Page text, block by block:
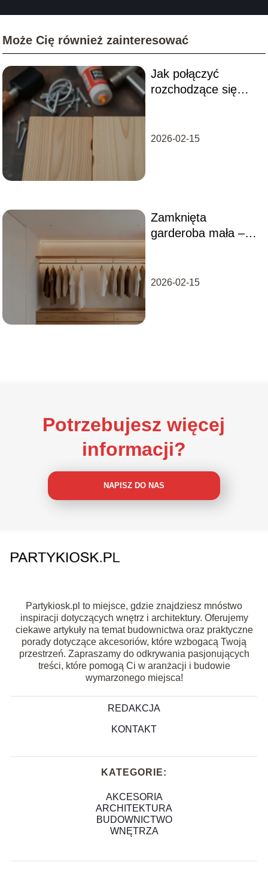
Może Cię również zainteresować
Jak połączyć
rozchodzące się
2026-02-15
Zamknięta
garderoba mała –
2026-02-15
Potrzebujesz więcej
informacji?
NAPISZ DO NAS
Partykiosk.pl to miejsce, gdzie znajdziesz mnóstwo
inspiracji dotyczących wnętrz i architektury. Oferujemy
ciekawe artykuły na temat budownictwa oraz praktyczne
porady dotyczące akcesoriów, które wzbogacą Twoją
przestrzeń. Zapraszamy do odkrywania pasjonujących
treści, które pomogą Ci w aranżacji i budowie
wymarzonego miejsca!
REDAKCJA
KONTAKT
KATEGORIE:
AKCESORIA
ARCHITEKTURA
BUDOWNICTWO
WNĘTRZA